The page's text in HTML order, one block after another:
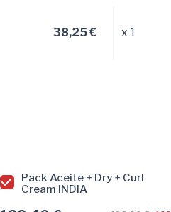
38,25 € x 1
Pack Aceite + Dry + Curl
Cream INDIA